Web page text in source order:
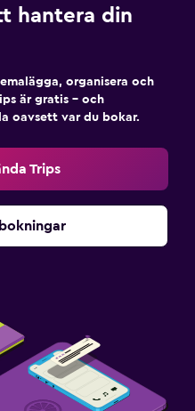
hantera din
organisera och
är gratis – och
oavsett var du bokar.
Trips